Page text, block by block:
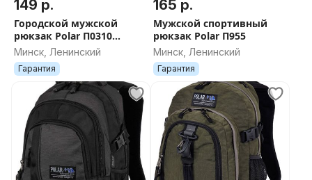
149 р.
Городской мужской
рюкзак Polar П0310
чёрный
Минск, Ленинский
Гарантия
165 р.
Мужской спортивный
рюкзак Polar П955
Минск, Ленинский
Гарантия